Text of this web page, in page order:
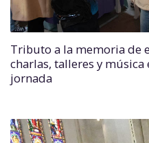
Tributo a la memoria de
charlas, talleres y
jornada